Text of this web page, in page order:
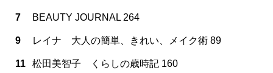
7 BEAUTY JOURNAL 264
9 レイナ 大人の簡単、きれい、メイク術 89
11 松田美智子 くらしの歳時記 160